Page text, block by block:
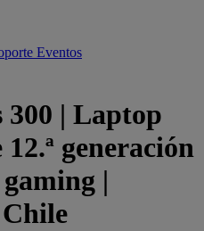
Eventos
| Laptop
generación
|